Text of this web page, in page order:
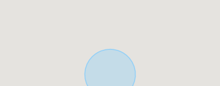
━━━━━━━━━━━━━━━・・・・・
○ 因為本房屋現在是"賣主的居住中"所以事情前預訂在參
觀的情況下是必要的。